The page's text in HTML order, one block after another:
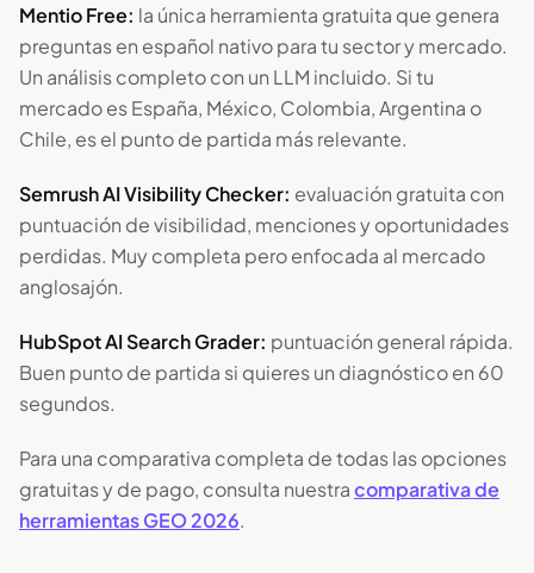
Mentio Free: la única herramienta gratuita que genera
preguntas en español nativo para tu sector y mercado.
Un análisis completo con un LLM incluido. Si tu
mercado es España, México, Colombia, Argentina o
Chile, es el punto de partida más relevante.
Semrush AI Visibility Checker: evaluación gratuita con
puntuación de visibilidad, menciones y oportunidades
perdidas. Muy completa pero enfocada al mercado
anglosajón.
HubSpot AI Search Grader: puntuación general rápida.
Buen punto de partida si quieres un diagnóstico en 60
segundos.
Para una comparativa completa de todas las opciones
gratuitas y de pago, consulta nuestracomparativa de
herramientas GEO 2026.